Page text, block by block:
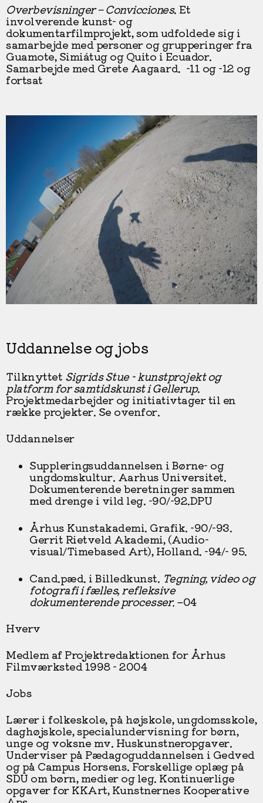
Overbevisninger – Convicciones. Et
involverende kunst- og
dokumentarfilmprojekt, som udfoldede sig i
samarbejde med personer og grupperinger fra
Guamote, Simiátug og Quito i Ecuador.
Samarbejde med Grete Aagaard. -11 og -12 og
fortsat
Uddannelse og jobs
Tilknyttet Sigrids Stue - kunstprojekt og
platform for samtidskunst i Gellerup.
Projektmedarbejder og initiativtager til en
række projekter. Se ovenfor.
Uddannelser
Suppleringsuddannelsen i Børne- og
ungdomskultur. Aarhus Universitet.
Dokumenterende beretninger sammen
med drenge i vild leg. -90/-92.DPU
Århus Kunstakademi. Grafik. -90/-93.
Gerrit Rietveld Akademi, (Audio-
visual/Timebased Art), Holland. -94/- 95.
Cand.pæd. i Billedkunst. Tegning, video og
fotografi i fælles, refleksive
dokumenterende processer.–04
Hverv
Medlem af Projektredaktionen for Århus
Filmværksted 1998 - 2004
Jobs
Lærer i folkeskole, på højskole, ungdomsskole,
daghøjskole, specialundervisning for børn,
unge og voksne mv. Huskunstneropgaver.
Underviser på Pædagoguddannelsen i Gedved
og på Campus Horsens. Forskellige oplæg på
SDU om børn, medier og leg. Kontinuerlige
opgaver for KKArt, Kunstnernes Kooperative